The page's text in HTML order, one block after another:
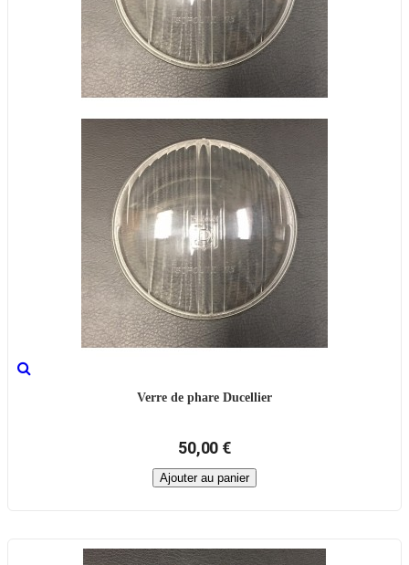
Verre de phare Ducellier
50,00 €
Ajouter au panier